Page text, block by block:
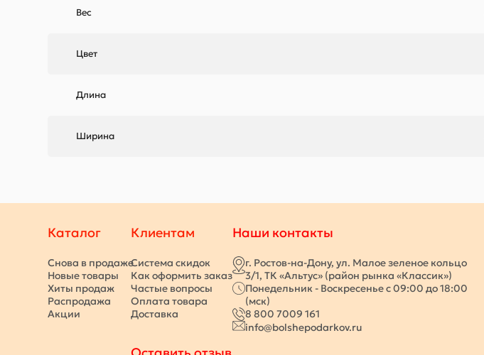
Вес
Цвет
Длина
Ширина
Каталог
Снова в продаже
Новые товары
Хиты продаж
Распродажа
Акции
Клиентам
Система скидок
Как оформить заказ
Частые вопросы
Оплата товара
Доставка
Наши контакты
г. Ростов-на-Дону, ул. Малое зеленое кольцо
3/1, ТК «Альтус» (район рынка «Классик»)
Понедельник - Воскресенье с 09:00 до 18:00
(мск)
8 800 7009 161
info@bolshepodarkov.ru